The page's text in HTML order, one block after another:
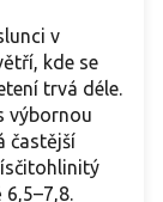
v
kde se
trvá déle.
výbornou
častější